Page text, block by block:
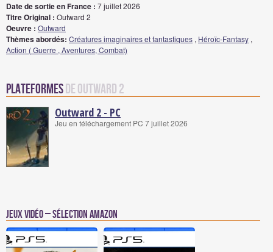
Date de sortie en France : 7 juillet 2026
Titre Original : Outward 2
Oeuvre : Outward
Thèmes abordés: Créatures imaginaires et fantastiques , Héroïc-Fantasy ,
Action ( Guerre , Aventures, Combat)
Plateformesde Outward 2
Outward 2 - PC
Jeu en téléchargement PC 7 juillet 2026
Jeux vidéo – Sélection Amazon